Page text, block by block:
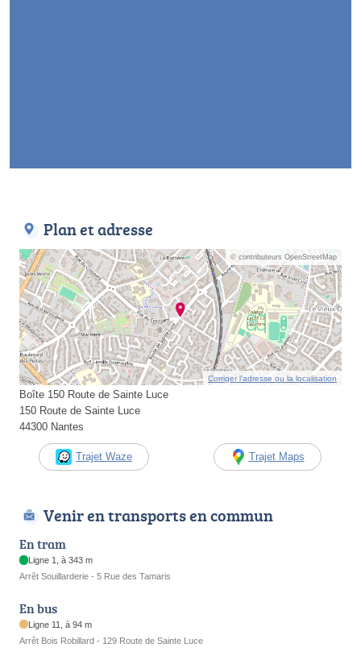
Plan et adresse
© contributeurs OpenStreetMap
Corriger l’adresse ou la localisation
Boîte 150 Route de Sainte Luce
150 Route de Sainte Luce
44300 Nantes
Trajet Waze Trajet Maps
Venir en transports en commun
En tram
Ligne 1, à 343 m
Arrêt Souillarderie - 5 Rue des Tamaris
En bus
Ligne 11, à 94 m
Arrêt Bois Robillard - 129 Route de Sainte Luce